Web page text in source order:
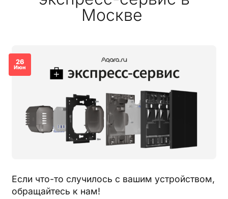
Москве
26
Июн
Если что-то случилось с вашим устройством,
обращайтесь к нам!